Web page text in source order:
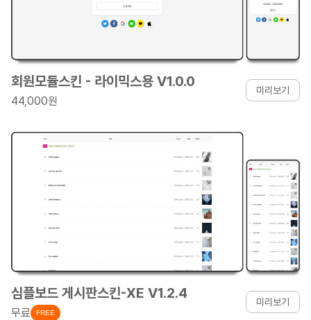
회원모듈스킨 - 라이믹스용 V1.0.0
44,000원
미리보기
심플보드 게시판스킨-XE V1.2.4
무료 FREE
미리보기